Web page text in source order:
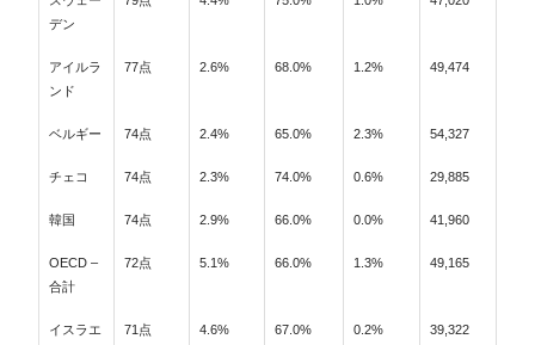
デン
アイルラ
ンド
77点 2.6% 68.0% 1.2% 49,474
ベルギー 74点 2.4% 65.0% 2.3% 54,327
チェコ 74点 2.3% 74.0% 0.6% 29,885
韓国 74点 2.9% 66.0% 0.0% 41,960
OECD –
合計
72点 5.1% 66.0% 1.3% 49,165
イスラエ
71点 4.6% 67.0% 0.2% 39,322